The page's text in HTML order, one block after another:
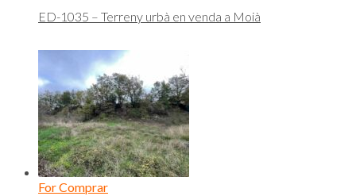
ED-1035 – Terreny urbà en venda a Moià
For Comprar